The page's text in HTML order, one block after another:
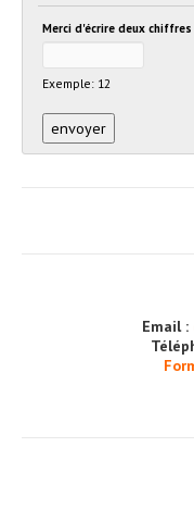
Merci d'écrire deux
Exemple: 12
Email :